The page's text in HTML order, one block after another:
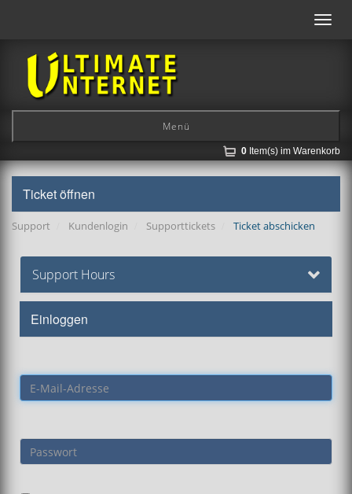
Menü
0 Item(s) im Warenkorb
Ticket öffnen
Support Kundenlogin Supporttickets Ticket abschicken
Support Hours
Einloggen